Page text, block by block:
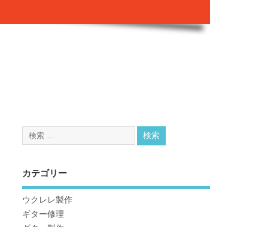
カテゴリー
ウクレレ製作
ギター修理